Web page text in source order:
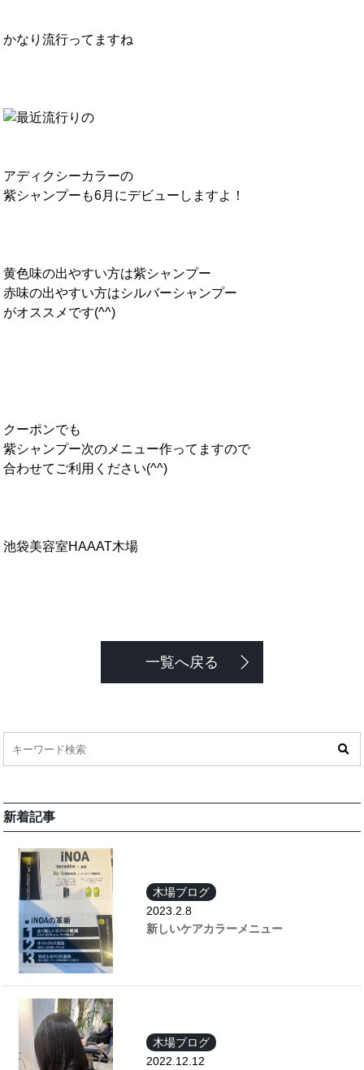
かなり流行ってますね
アディクシーカラーの
紫シャンプーも6月にデビューしますよ！
黄色味の出やすい方は紫シャンプー
赤味の出やすい方はシルバーシャンプー
がオススメです(^^)
クーポンでも
紫シャンプー次のメニュー作ってますので
合わせてご利用ください(^^)
池袋美容室HAAAT木場
一覧へ戻る
新着記事
木場ブログ
2023.2.8
新しいケアカラーメニュー
木場ブログ
2022.12.12